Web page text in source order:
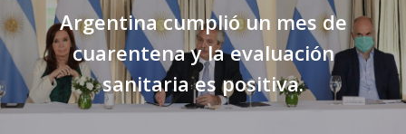
Argentina cumplió un mes de
cuarentena y la evaluación
sanitaria es positiva.